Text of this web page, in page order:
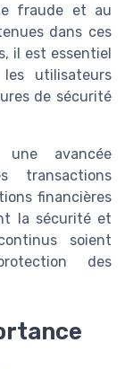
fraude et au
dans ces
il est essentiel
utilisateurs
de sécurité
une avancée
transactions
financières
la sécurité et
soient
des